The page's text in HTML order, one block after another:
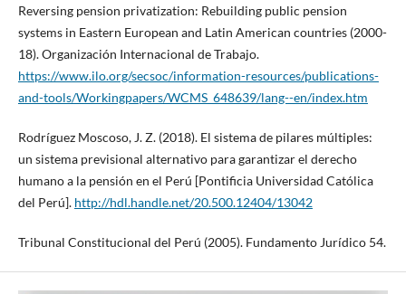
Reversing pension privatization: Rebuilding public pension
systems in Eastern European and Latin American countries (2000-
18). Organización Internacional de Trabajo.
https://www.ilo.org/secsoc/information-resources/publications-
and-tools/Workingpapers/WCMS_648639/lang--en/index.htm
Rodríguez Moscoso, J. Z. (2018). El sistema de pilares múltiples:
un sistema previsional alternativo para garantizar el derecho
humano a la pensión en el Perú [Pontificia Universidad Católica
del Perú]. http://hdl.handle.net/20.500.12404/13042
Tribunal Constitucional del Perú (2005). Fundamento Jurídico 54.